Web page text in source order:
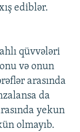
ediblər.
qüvvələri
və onun
arasında
da
yekun
olmayıb.